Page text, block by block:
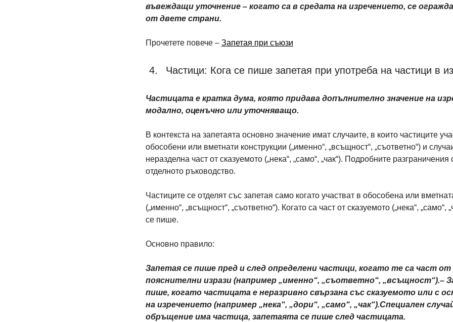
въвеждащи уточнение – когато са в средата на изречението, се
от двете страни.
Прочетете повече – Запетая при съюзи
Частици: Кога се пише запетая при употреба на частици в
Частицата е кратка дума, която придава допълнително значение на
модално, оценъчно или уточняващо.
В контекста на запетаята основно значение имат случаите, в които частиците
обособени или вметнати конструкции („именно“, „всъщност“, „съответно“) и
неразделна част от сказуемото („нека“, „само“, „чак“). Подробните разграничения
отделното ръководство.
Частиците се отделят със запетая само когато участват в обособена или
(„именно“, „всъщност“, „съответно“). Когато са част от сказуемото („нека“, „само“,
се пише.
Основно правило:
Запетая се пише пред и след определени частици, когато те са част
пояснителни изрази (например „именно“, „съответно“, „всъщност“).–
пише, когато частицата е неразривно свързана със сказуемото или с
на изречението (например „нека“, „дори“, „само“, „чак“).Специален
обръщение има частица, запетаята се пише след частицата.